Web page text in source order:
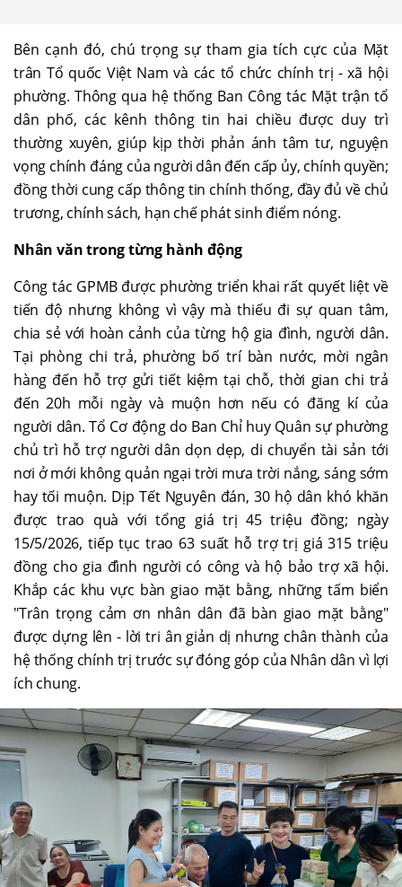
Bên cạnh đó, chú trọng sự tham gia tích cực của Mặt
trân Tổ quốc Việt Nam và các tổ chức chính trị - xã hội
phường. Thông qua hệ thống Ban Công tác Mặt trận tổ
dân phố, các kênh thông tin hai chiều được duy trì
thường xuyên, giúp kịp thời phản ánh tâm tư, nguyện
vọng chính đáng của người dân đến cấp ủy, chính quyền;
đồng thời cung cấp thông tin chính thống, đầy đủ về chủ
trương, chính sách, hạn chế phát sinh điểm nóng.
Nhân văn trong từng hành động
Công tác GPMB được phường triển khai rất quyết liệt về
tiến độ nhưng không vì vậy mà thiếu đi sự quan tâm,
chia sẻ với hoàn cảnh của từng hộ gia đình, người dân.
Tại phòng chi trả, phường bố trí bàn nước, mời ngân
hàng đến hỗ trợ gửi tiết kiệm tại chỗ, thời gian chi trả
đến 20h mỗi ngày và muộn hơn nếu có đăng kí của
người dân. Tổ Cơ động do Ban Chỉ huy Quân sự phường
chủ trì hỗ trợ người dân dọn dẹp, di chuyển tài sản tới
nơi ở mới không quản ngại trời mưa trời nắng, sáng sớm
hay tối muộn. Dịp Tết Nguyên đán, 30 hộ dân khó khăn
được trao quà với tổng giá trị 45 triệu đồng; ngày
15/5/2026, tiếp tục trao 63 suất hỗ trợ trị giá 315 triệu
đồng cho gia đình người có công và hộ bảo trợ xã hội.
Khắp các khu vực bàn giao mặt bằng, những tấm biển
"Trân trọng cảm ơn nhân dân đã bàn giao mặt bằng"
được dựng lên - lời tri ân giản dị nhưng chân thành của
hệ thống chính trị trước sự đóng góp của Nhân dân vì lợi
ích chung.